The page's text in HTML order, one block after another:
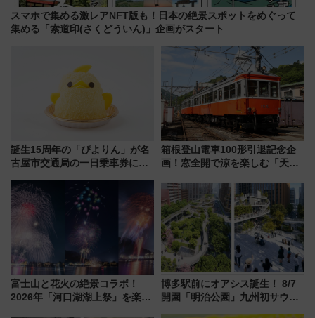
スマホで集める激レアNFT版も！日本の絶景スポットをめぐって
集める「索道印(さくどういん)」企画がスタート
誕生15周年の「ぴよりん」が名
古屋市交通局の一日乗車券に！
定1万5000枚】
箱根登山電車100形引退記念企
画！窓全開で涼を楽しむ「天然
発売
富士山と花火の絶景コラボ！
2026年「河口湖湖上祭」を楽し
博多駅前にオアシス誕生！ 8/7
開園「明治公園」九州初サウナ